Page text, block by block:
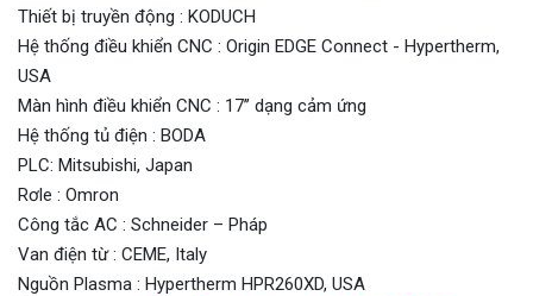
Thiết bị truyền động : KODUCH
Hệ thống điều khiển CNC : Origin EDGE Connect - Hypertherm,
USA
Màn hình điều khiển CNC : 17’’ dạng cảm ứng
Hệ thống tủ điện : BODA
PLC: Mitsubishi, Japan
Rơle : Omron
Công tắc AC : Schneider – Pháp
Van điện từ : CEME, Italy
Nguồn Plasma : Hypertherm HPR260XD, USA